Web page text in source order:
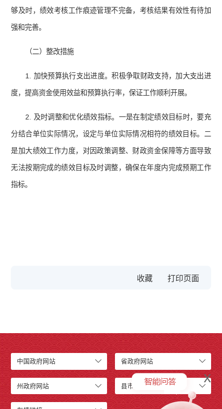
够及时，绩效考核工作痕迹管理不完备，考核结果有效性有待加
强和完善。
（二）整改措施
1. 加快预算执行支出进度。积极争取财政支持，加大支出进
度，提高资金使用效益和预算执行率，保证工作顺利开展。
2. 及时调整和优化绩效指标。一是在制定绩效目标时，要充
分结合单位实际情况，设定与单位实际情况相符的绩效目标。二
是加大绩效工作力度，对因政策调整、财政资金保障等方面导致
无法按期完成的绩效目标及时调整，确保在年度内完成预期工作
指标。
收藏
中国政府网站 省政府网站
州政府网站 县市政府网站
x